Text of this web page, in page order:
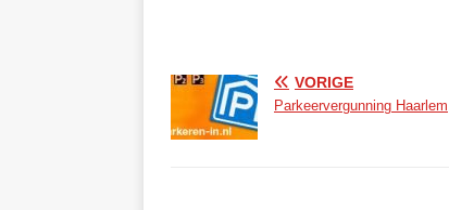
VORIGE
Parkeervergunning Haarlem